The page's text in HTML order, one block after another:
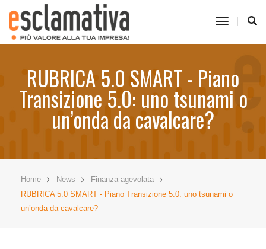
toggle
RUBRICA 5.0 SMART - Piano
Transizione 5.0: uno tsunami o
un’onda da cavalcare?
Home News
Finanza agevolata
RUBRICA 5.0 SMART - Piano Transizione 5.0: uno tsunami o
un’onda da cavalcare?